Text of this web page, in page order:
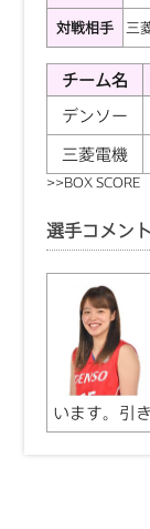
対戦相手
三
チーム名
デンソー
三菱電機
>>BOX SCORE
選手コメント
います。引